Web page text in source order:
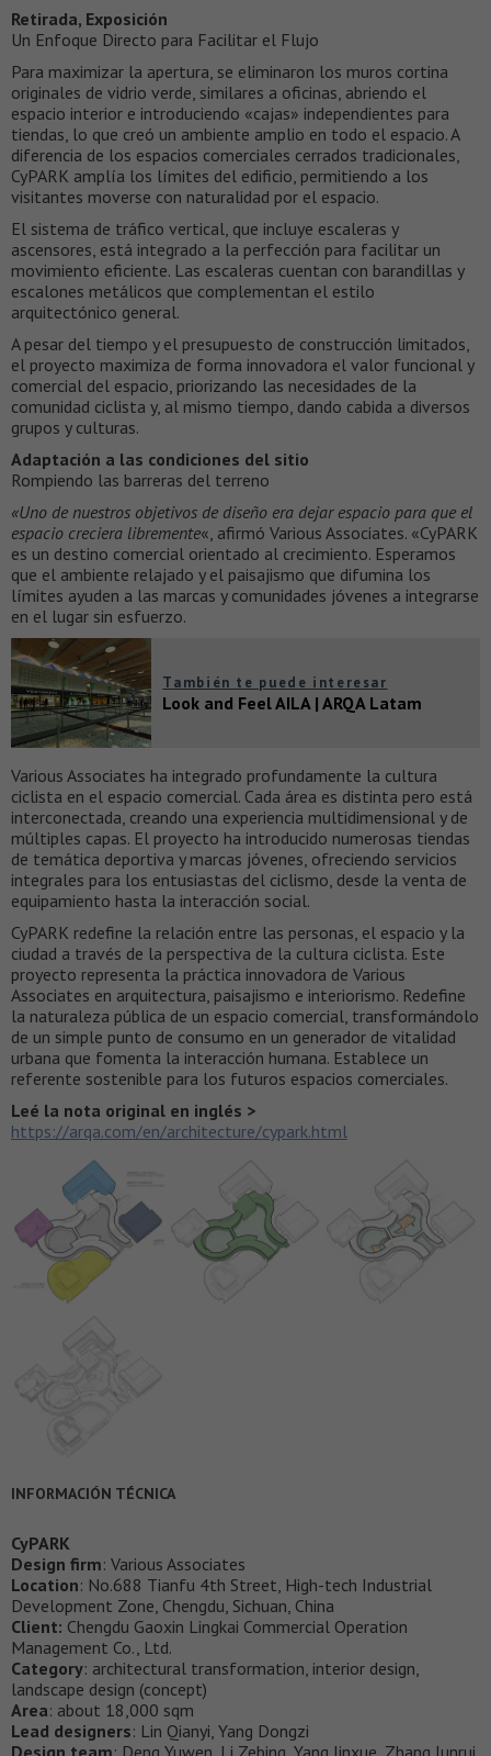
Retirada, Exposición
Un Enfoque Directo para Facilitar el Flujo
Para maximizar la apertura, se eliminaron los muros cortina
originales de vidrio verde, similares a oficinas, abriendo el
espacio interior e introduciendo «cajas» independientes para
tiendas, lo que creó un ambiente amplio en todo el espacio. A
diferencia de los espacios comerciales cerrados tradicionales,
CyPARK amplía los límites del edificio, permitiendo a los
visitantes moverse con naturalidad por el espacio.
El sistema de tráfico vertical, que incluye escaleras y
ascensores, está integrado a la perfección para facilitar un
movimiento eficiente. Las escaleras cuentan con barandillas y
escalones metálicos que complementan el estilo
arquitectónico general.
A pesar del tiempo y el presupuesto de construcción limitados,
el proyecto maximiza de forma innovadora el valor funcional y
comercial del espacio, priorizando las necesidades de la
comunidad ciclista y, al mismo tiempo, dando cabida a diversos
grupos y culturas.
Adaptación a las condiciones del sitio
Rompiendo las barreras del terreno
«Uno de nuestros objetivos de diseño era dejar espacio para que el
espacio creciera libremente«, afirmó Various Associates. «CyPARK
es un destino comercial orientado al crecimiento. Esperamos
que el ambiente relajado y el paisajismo que difumina los
límites ayuden a las marcas y comunidades jóvenes a integrarse
en el lugar sin esfuerzo.
También te puede interesar
Look and Feel AILA | ARQA Latam
Various Associates ha integrado profundamente la cultura
ciclista en el espacio comercial. Cada área es distinta pero está
interconectada, creando una experiencia multidimensional y de
múltiples capas. El proyecto ha introducido numerosas tiendas
de temática deportiva y marcas jóvenes, ofreciendo servicios
integrales para los entusiastas del ciclismo, desde la venta de
equipamiento hasta la interacción social.
CyPARK redefine la relación entre las personas, el espacio y la
ciudad a través de la perspectiva de la cultura ciclista. Este
proyecto representa la práctica innovadora de Various
Associates en arquitectura, paisajismo e interiorismo. Redefine
la naturaleza pública de un espacio comercial, transformándolo
de un simple punto de consumo en un generador de vitalidad
urbana que fomenta la interacción humana. Establece un
referente sostenible para los futuros espacios comerciales.
Leé la nota original en inglés >
https://arqa.com/en/architecture/cypark.html
INFORMACIÓN TÉCNICA
CyPARK
Design firm: Various Associates
Location: No.688 Tianfu 4th Street, High-tech Industrial
Development Zone, Chengdu, Sichuan, China
Client: Chengdu Gaoxin Lingkai Commercial Operation
Management Co., Ltd.
Category: architectural transformation, interior design,
landscape design (concept)
Area: about 18,000 sqm
Lead designers: Lin Qianyi, Yang Dongzi